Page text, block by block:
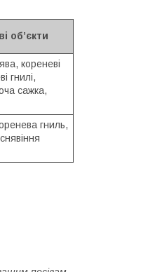
об’єкти
кореневі
гнилі,
сажка,
гниль,